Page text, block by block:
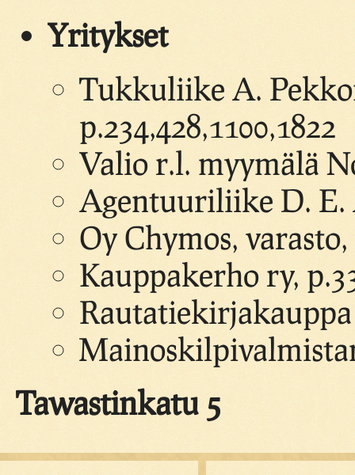
Yritykset
Tukkuliike A.
p.234,428,1100,1822
Valio r.l. myymälä
Agentuuriliike D. E.
Oy Chymos, varasto,
Kauppakerho ry,
Rautatiekirjakauppa
Tawastinkatu 5